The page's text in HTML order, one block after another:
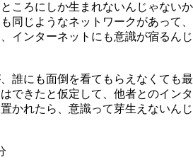
ころにしか生まれないんじゃないか
同じようなネットワークがあって、
インターネットにも意識が宿るんじ
誰にも面倒を看てもらえなくても最
できたと仮定して、他者とのインタ
かれたら、意識って芽生えないんじ